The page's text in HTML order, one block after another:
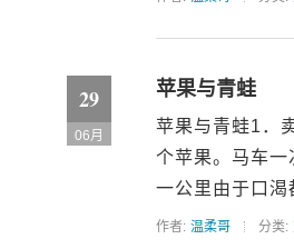
29
06月
苹果与青蛙
苹果与青蛙1．
个苹果。马车
一公里由于口
作者: 温柔哥 分类: